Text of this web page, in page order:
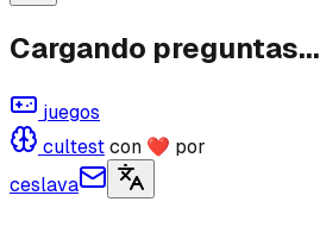
Cargando preguntas...
juegos
cultestcon ❤ por
ceslava